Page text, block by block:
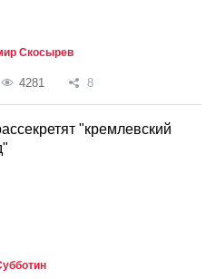
Скосырев
4281 8
"кремлевский